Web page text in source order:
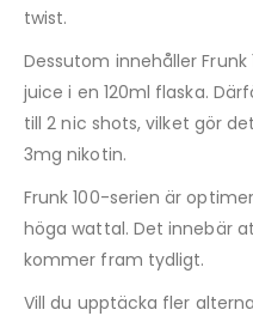
twist.
Dessutom innehåller Frunk
juice i en 120ml flaska.
till 2 nic shots, vilket gör
3mg nikotin.
Frunk 100-serien är
höga wattal. Det innebär
kommer fram tydligt.
Vill du upptäcka fler